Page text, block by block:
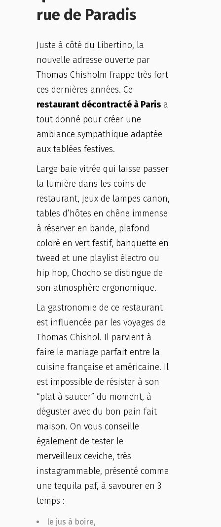
rue de Paradis
Juste à côté du Libertino, la
nouvelle adresse ouverte par
Thomas Chisholm frappe très fort
ces dernières années. Ce
restaurant décontracté à Paris a
tout donné pour créer une
ambiance sympathique adaptée
aux tablées festives.
Large baie vitrée qui laisse passer
la lumière dans les coins de
restaurant, jeux de lampes canon,
tables d’hôtes en chêne immense
à réserver en bande, plafond
coloré en vert festif, banquette en
tweed et une playlist électro ou
hip hop, Chocho se distingue de
son atmosphère ergonomique.
La gastronomie de ce restaurant
est influencée par les voyages de
Thomas Chishol. Il parvient à
faire le mariage parfait entre la
cuisine française et américaine. Il
est impossible de résister à son
“plat à saucer” du moment, à
déguster avec du bon pain fait
maison. On vous conseille
également de tester le
merveilleux ceviche, très
instagrammable, présenté comme
une tequila paf, à savourer en 3
temps :
le jus à boire,